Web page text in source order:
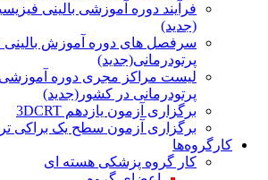
فرآیند دوره آموزشی بالینی
(جدید)
سرفصل های دوره آموزش بالینی
پرتودرمانی(جدید)
لیست مراکز مجری دوره
پرتودرمانی در کشور(جدید)
برگزاری آزمون یازدهم 3DCRT
برگزاری آزمون سطح یک براکی
کارگروه‌ها
کار گروه پزشکی هسته ای